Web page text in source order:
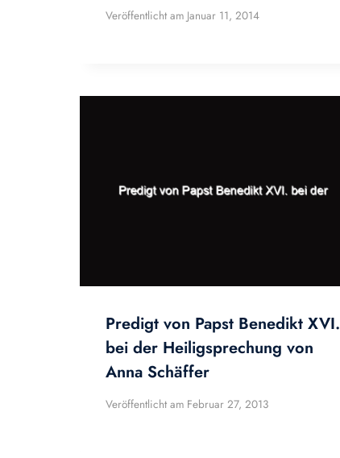
Veröffentlicht am Januar 11, 2014
Predigt von Papst Benedikt XVI.
bei der Heiligsprechung von
Anna Schäffer
Veröffentlicht am Februar 27, 2013